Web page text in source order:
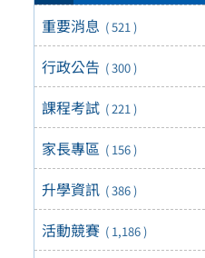
重要消息 ( 521 )
行政公告 ( 300 )
課程考試 ( 221 )
家長專區 ( 156 )
升學資訊 ( 386 )
活動競賽 ( 1,186 )